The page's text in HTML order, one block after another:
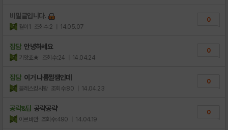
비밀글입니다.
월이1 조회수:2 | 14.05.07
0
잡담 안녕하세요
기앗쵸★ 조회수:24 | 14.04.24
0
잡담 이거 나름쩔잼인데
블레스킹시왕 조회수:80 | 14.04.23
0
공략&팁 공략공략
이르바안 조회수:490 | 14.04.19
0